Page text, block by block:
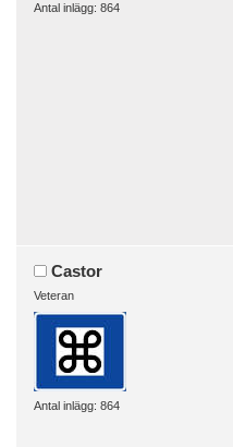
Antal inlägg: 864
Castor
Veteran
Antal inlägg: 864